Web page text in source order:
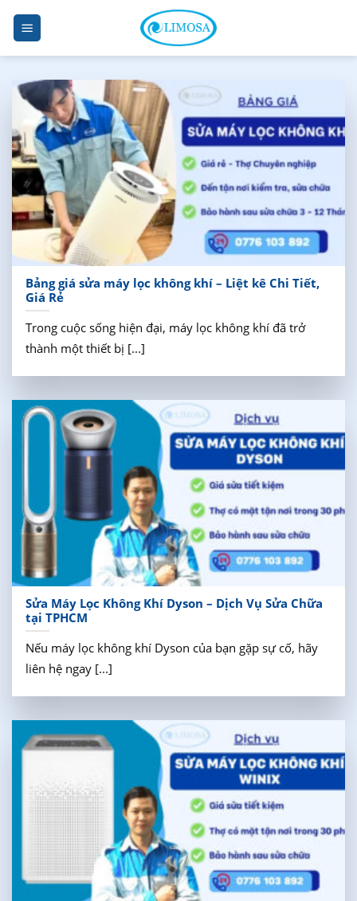
Skip
content
Bảng giá sửa máy lọc không khí – Liệt kê Chi Tiết,
Giá Rẻ
Trong cuộc sống hiện đại, máy lọc không khí đã trở
thành một thiết bị [...]
Sửa Máy Lọc Không Khí Dyson – Dịch Vụ Sửa Chữa
tại TPHCM
Nếu máy lọc không khí Dyson của bạn gặp sự cố, hãy
liên hệ ngay [...]